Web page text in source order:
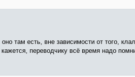
там есть, вне зависимости от того,
переводчику всё время надо